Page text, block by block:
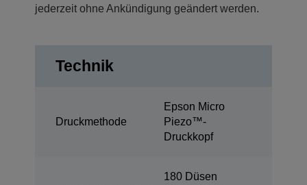
jederzeit ohne Ankündigung geändert werden.
Technik
Druckmethode
Epson Micro
Piezo™-
Druckkopf
180 Düsen